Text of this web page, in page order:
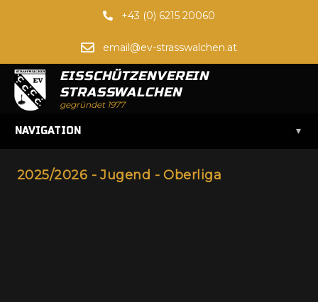
+43 (0) 6215 20060
email@ev-strasswalchen.at
EISSCHÜTZENVEREIN
STRASSWALCHEN
gegründet 1977
NAVIGATION ▾
2025/2026 - Jugend - Oberliga